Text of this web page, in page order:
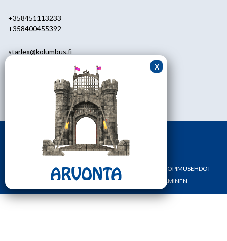
+358451113233
+358400455392
starlex@kolumbus.fi
ark.klo 08.30-17.00
YHTEYSTIEDOT OMA TILI
TILAUS- JA SOPIMUSEHDOT
REKISTERI- JA TIETOSUOJASELOSTE
MAKSAMINEN